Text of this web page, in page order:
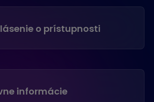
o prístupnosti
informácie